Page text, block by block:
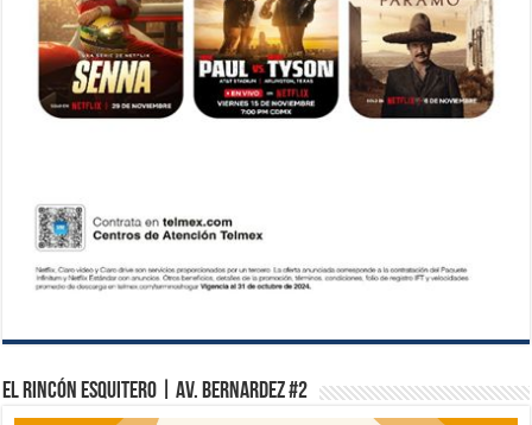
El Rincón Esquitero | Av. Bernardez #2